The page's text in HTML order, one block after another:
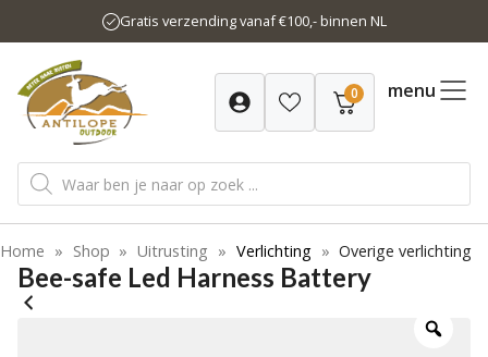
naar
inhoud
Gratis verzending vanaf €100,- binnen NL
0 menu
Producten
zoeken
Home » Shop » Uitrusting » Verlichting » Overige verlichting
Bee-safe Led Harness Battery